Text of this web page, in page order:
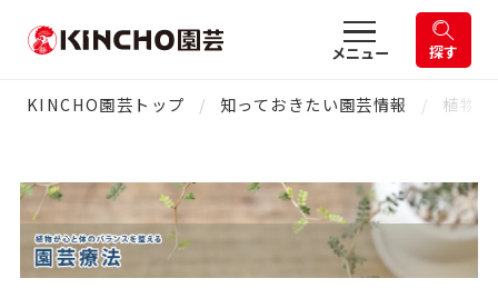
メニュー 探す
KINCHO園芸トップ 知っておきたい園芸情報 植物